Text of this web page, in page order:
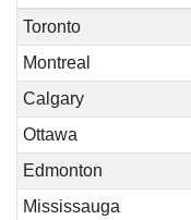
Toronto
Montreal
Calgary
Ottawa
Edmonton
Mississauga